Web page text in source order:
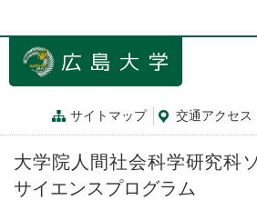
ン
サイトマップ 交通アクセス
大学院人間社会科学研究科
サイエンスプログラム